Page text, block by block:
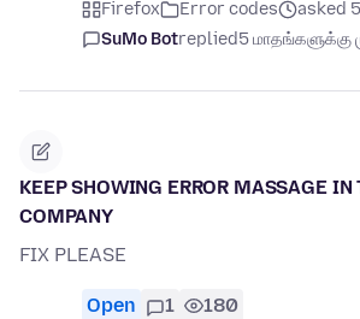
Firefox Error codes
asked
SuMo Botreplied5 மாதங்களுக்கு
KEEP SHOWING ERROR MASSAGE IN
COMPANY
FIX PLEASE
Open 1 180